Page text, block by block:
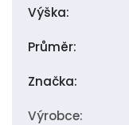
Výška:
Průměr:
Značka:
Výrobce: